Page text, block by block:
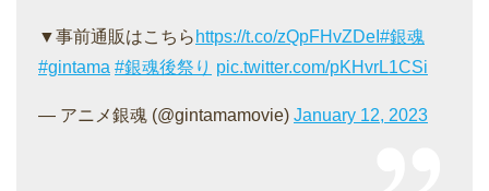
▼事前通販はこちら https://t.co/zQpFHvZDeI #銀魂
#gintama #銀魂後祭り pic.twitter.com/pKHvrL1CSi
— アニメ銀魂 (@gintamamovie) January 12, 2023